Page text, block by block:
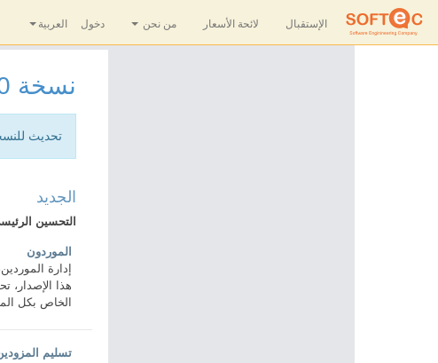
الإستقبال لائحة الأسعار من نحن دخول العربية
نسخة 2.4.0
تحديث للنسخة 2.4.0 الجديد مع ميزات جديدة
الجديد
التحسين
الموردون
إدارة
هذا الإصدار،
الخاص بكل
تسليم